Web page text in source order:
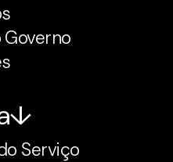
Serviço